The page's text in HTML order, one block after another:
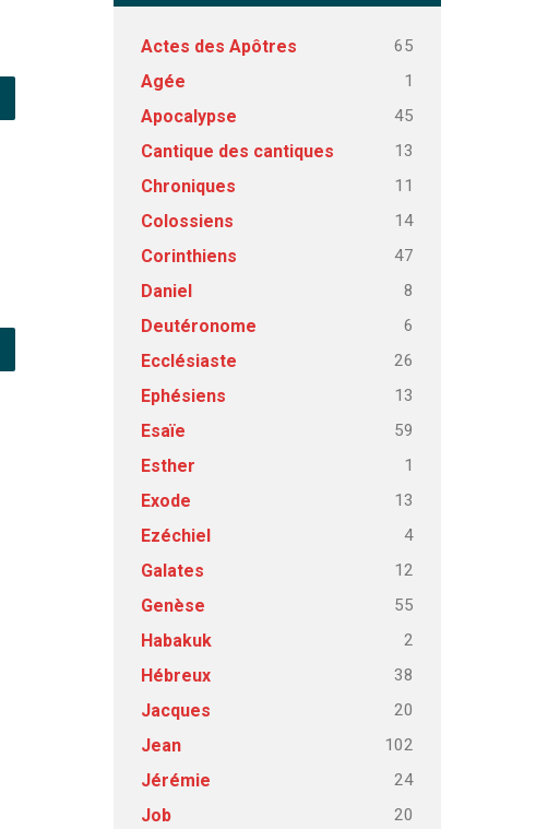
Actes des Apôtres 65
Agée 1
Apocalypse 45
Cantique des cantiques 13
Chroniques 11
Colossiens 14
Corinthiens 47
Daniel 8
Deutéronome 6
Ecclésiaste 26
Ephésiens 13
Esaïe 59
Esther 1
Exode 13
Ezéchiel 4
Galates 12
Genèse 55
Habakuk 2
Hébreux 38
Jacques 20
Jean 102
Jérémie 24
Job 20